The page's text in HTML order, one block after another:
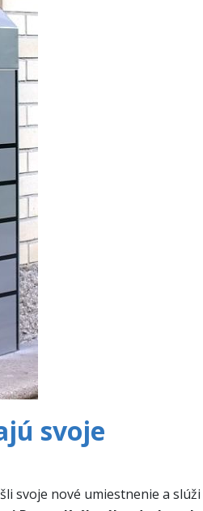
svoje
svoje nové umiestnenie a slúži